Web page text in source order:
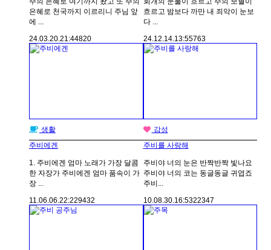
은혜로 천국까지 이르리니 주님 앞
에 ...
24.03.20.21:44820
흐르고 밤보다 까만 내 죄악이 눈보
다 ...
24.12.14.13:55763
생활
주비에겐
1. 주비에겐 엄마 노래가 가장 달콤
한 자장가 주비에겐 엄마 품속이 가
장 ...
11.06.06.22:229432
감성
주비를 사랑해
주비야 너의 눈은 반짝반짝 빛나요
주비야 너의 코는 동글동글 귀엽죠
주비...
10.08.30.16:5322347